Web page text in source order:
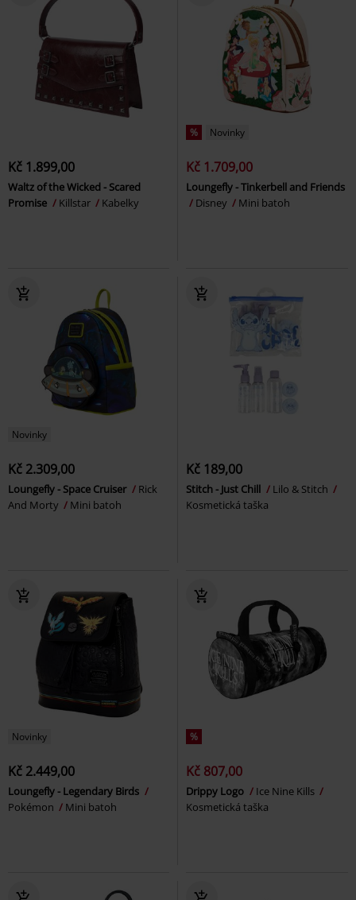
Kč 1.899,00
Waltz of the Wicked - Scared
Promise
Killstar Kabelky
% Novinky
Kč 1.709,00
Loungefly - Tinkerbell and Friends
Disney
Mini batoh
Novinky
Kč 2.309,00
Loungefly - Space Cruiser
Rick
And Morty
Mini batoh
Kč 189,00
Stitch - Just Chill
Lilo & Stitch
Kosmetická taška
Novinky
Kč 2.449,00
Loungefly - Legendary Birds
Pokémon
Mini batoh
%
Kč 807,00
Drippy Logo
Ice Nine Kills
Kosmetická taška